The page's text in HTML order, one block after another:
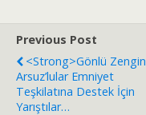
Previous Post
<strong>Gönlü Zengin
Arsuz’lular Emniyet
Teşkilatına Destek İçin
Yarıştılar…